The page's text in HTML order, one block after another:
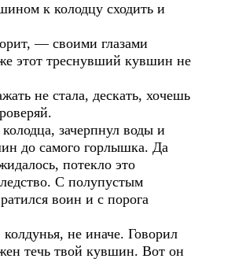
к колодцу сходить и
— своими глазами
этот треснувший кувшин не
не стала, дескать, хочешь
зачерпнул воды и
до самого горлышка. Да
потекло это
С полупустым
воин и с порога
не иначе. Говорил
течь твой кувшин. Вот он